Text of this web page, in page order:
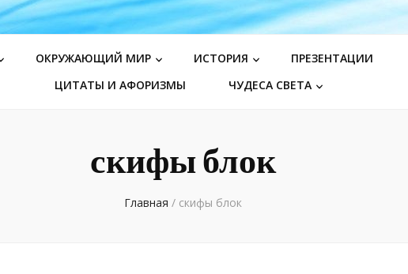
ОКРУЖАЮЩИЙ МИР ИСТОРИЯ ПРЕЗЕНТАЦИИ
ЦИТАТЫ И АФОРИЗМЫ
ЧУДЕСА СВЕТА
скифы блок
Главная / скифы блок